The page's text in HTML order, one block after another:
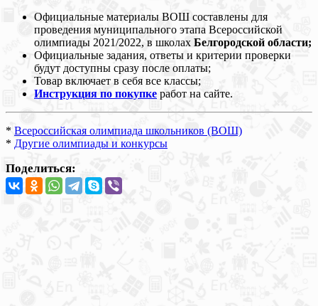
Официальные материалы ВОШ составлены для
проведения муниципального этапа Всероссийской
олимпиады 2021/2022, в школах Белгородской области;
Официальные задания, ответы и критерии проверки
будут доступны сразу после оплаты;
Товар включает в себя все классы;
Инструкция по покупке работ на сайте.
* Всероссийская олимпиада школьников (ВОШ)
* Другие олимпиады и конкурсы
Поделиться: